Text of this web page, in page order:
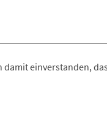
einverstanden,